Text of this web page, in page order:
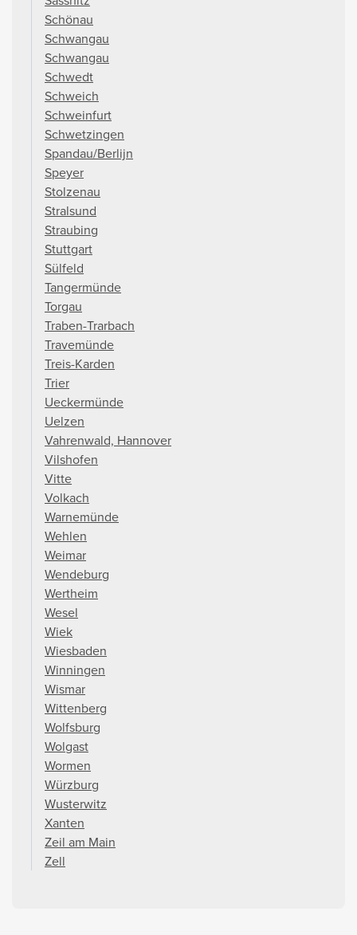
Schönau
Schwangau
Schwangau
Schwedt
Schweich
Schweinfurt
Schwetzingen
Spandau/Berlijn
Speyer
Stolzenau
Stralsund
Straubing
Stuttgart
Sülfeld
Tangermünde
Torgau
Traben-Trarbach
Travemünde
Treis-Karden
Trier
Ueckermünde
Uelzen
Vahrenwald, Hannover
Vilshofen
Vitte
Volkach
Warnemünde
Wehlen
Weimar
Wendeburg
Wertheim
Wesel
Wiek
Wiesbaden
Winningen
Wismar
Wittenberg
Wolfsburg
Wolgast
Wormen
Würzburg
Wusterwitz
Xanten
Zeil am Main
Zell